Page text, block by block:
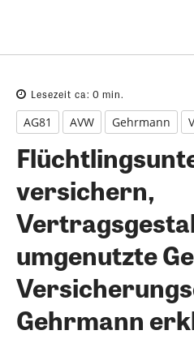
Lesezeit ca: 0 min.
AG81 AVW Gehrmann
versichern,
umgenutzte
Gehrmann